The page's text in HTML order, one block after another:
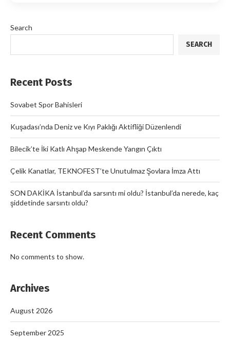
Search
SEARCH
Recent Posts
Sovabet Spor Bahisleri
Kuşadası’nda Deniz ve Kıyı Paklığı Aktifliği Düzenlendi
Bilecik’te İki Katlı Ahşap Meskende Yangın Çıktı
Çelik Kanatlar, TEKNOFEST’te Unutulmaz Şovlara İmza Attı
SON DAKİKA İstanbul’da sarsıntı mi oldu? İstanbul’da nerede, kaç
şiddetinde sarsıntı oldu?
Recent Comments
No comments to show.
Archives
August 2026
September 2025